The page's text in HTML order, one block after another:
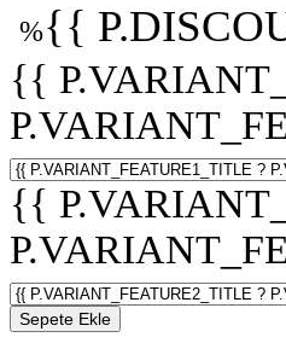
%{{
{{
{{
Sepete Ekle